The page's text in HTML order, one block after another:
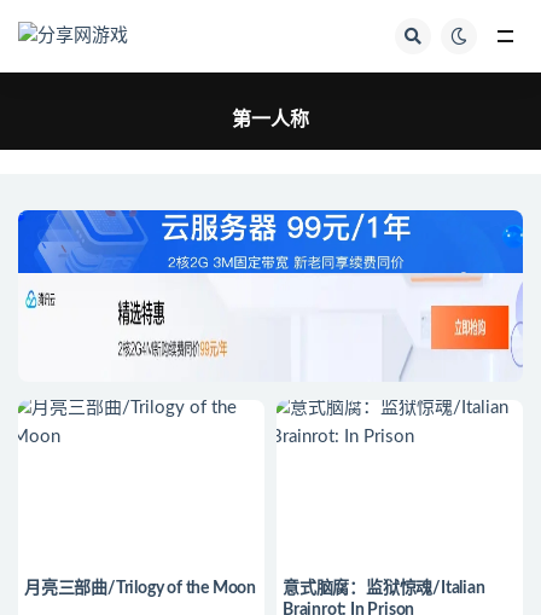
第一人称
月亮三部曲/Trilogy of the Moon
意式脑腐：监狱惊魂/Italian
Brainrot: In Prison